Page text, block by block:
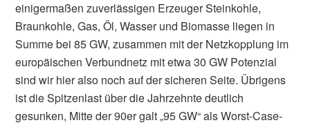
einigermaßen zuverlässigen Erzeuger Steinkohle,
Braunkohle, Gas, Öl, Wasser und Biomasse liegen in
Summe bei 85 GW, zusammen mit der Netzkopplung im
europäischen Verbundnetz mit etwa 30 GW Potenzial
sind wir hier also noch auf der sicheren Seite. Übrigens
ist die Spitzenlast über die Jahrzehnte deutlich
gesunken, Mitte der 90er galt „95 GW“ als Worst-Case-